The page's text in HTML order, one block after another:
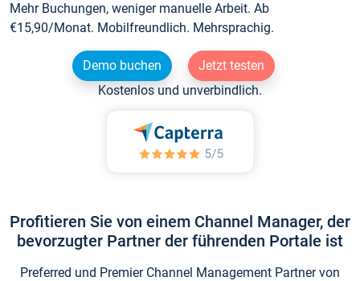
Mehr Buchungen, weniger manuelle Arbeit. Ab
€15,90/Monat. Mobilfreundlich. Mehrsprachig.
Demo buchen
Jetzt testen
Kostenlos und unverbindlich.
Profitieren Sie von einem Channel Manager, der
bevorzugter Partner der führenden Portale ist
Preferred und Premier Channel Management Partner von